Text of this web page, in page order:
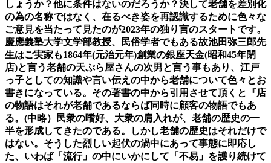
しょうか？他に条件はないのだろうか？決して老舗を差別化
の為の名称ではなく、在るべき姿を再認識するために色々な
ご意見を当たって見たのが2023年の独り言のスタートです。
慶應義塾大学文学部教授、民俗学者でもある故池田弥三郎先
生はご実家も1864年(元治元年)創業の銀座天金(昭和45年閉
店)と言う老舗の天ぷら屋さんの次男と言う事もあり、江戸
っ子としての知識や言い伝えの中から老舗について色々とお
書きになっている。その著書の中から引用させて頂くと『店
の物語はそれが老舗であるならば同時に顧客の物語でもあ
る。(中略）民衆の嗜好、大衆の肩入れが、老舗の歴史の一
半を形成してきたのである。しかし老舗の歴史はそれだけで
はない。そうした烈しい起伏の渦中にあって事態に即応し
た、いわば「流行」の中にいかにして「不易」を護り続けて